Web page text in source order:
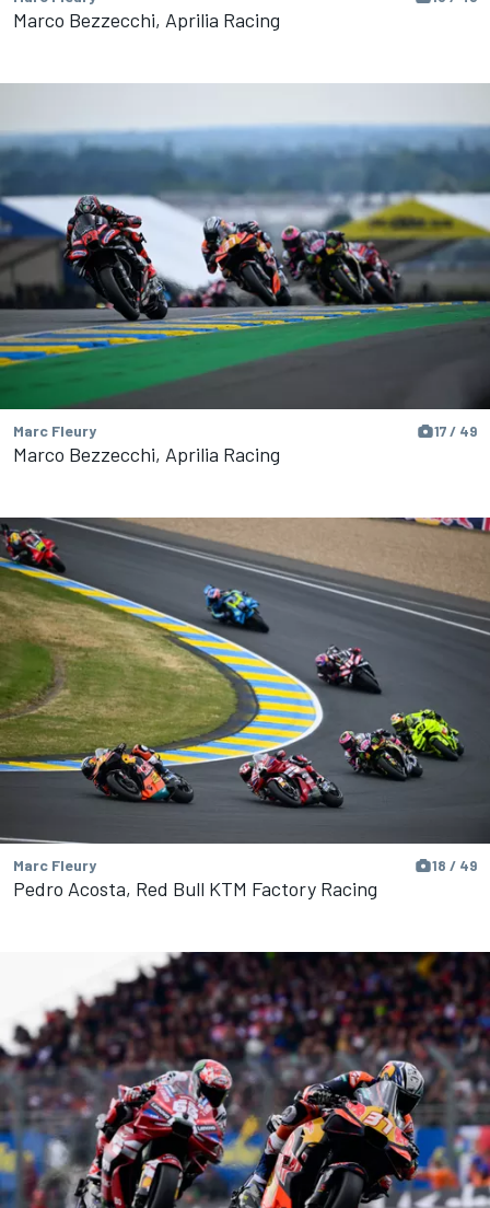
Marco Bezzecchi, Aprilia Racing
Marc Fleury 17 / 49
Marco Bezzecchi, Aprilia Racing
Marc Fleury 18 / 49
Pedro Acosta, Red Bull KTM Factory Racing